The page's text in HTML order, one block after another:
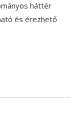
háttér
és érezhető